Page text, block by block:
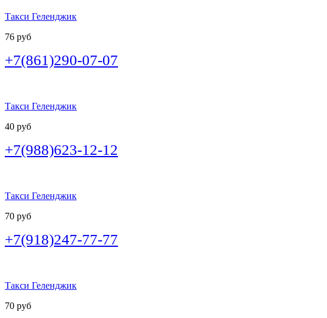
Такси Геленджик
76 руб
+7(861)290-07-07
Такси Геленджик
40 руб
+7(988)623-12-12
Такси Геленджик
70 руб
+7(918)247-77-77
Такси Геленджик
70 руб